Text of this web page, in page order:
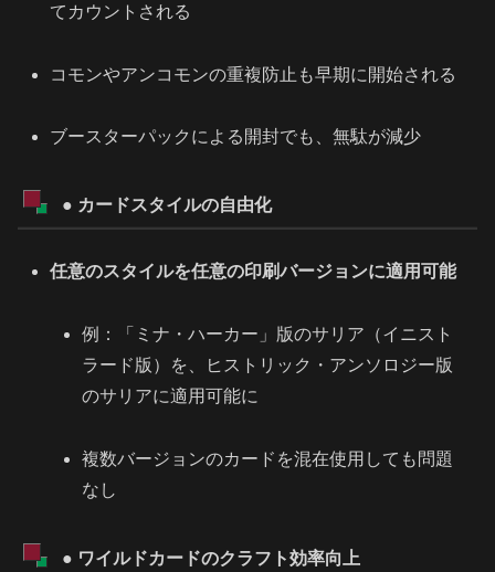
てカウントされる
コモンやアンコモンの重複防止も早期に開始される
ブースターパックによる開封でも、無駄が減少
● カードスタイルの自由化
任意のスタイルを任意の印刷バージョンに適用可能
例：「ミナ・ハーカー」版のサリア（イニスト
ラード版）を、ヒストリック・アンソロジー版
のサリアに適用可能に
複数バージョンのカードを混在使用しても問題
なし
● ワイルドカードのクラフト効率向上